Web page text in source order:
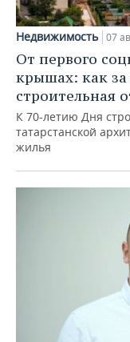
Недвижимость 07
От первого
крышах: как за
строительная
К 70-летию Дня
татарстанской
жилья